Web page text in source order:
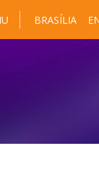
BRASÍLIA